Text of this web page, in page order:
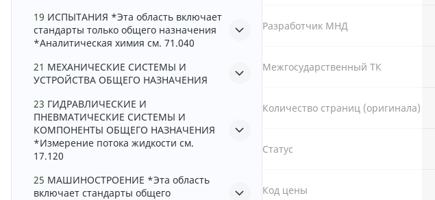
19 ИСПЫТАНИЯ *Эта область включает
стандарты только общего назначения
*Аналитическая химия см. 71.040
21 МЕХАНИЧЕСКИЕ СИСТЕМЫ И
УСТРОЙСТВА ОБЩЕГО НАЗНАЧЕНИЯ
23 ГИДРАВЛИЧЕСКИЕ И
ПНЕВМАТИЧЕСКИЕ СИСТЕМЫ И
КОМПОНЕНТЫ ОБЩЕГО НАЗНАЧЕНИЯ
*Измерение потока жидкости см.
17.120
25 МАШИНОСТРОЕНИЕ *Эта область
включает стандарты общего
Разработчик МНД
Межгосударственный ТК
Количество страниц (оригинала)
Статус
Код цены